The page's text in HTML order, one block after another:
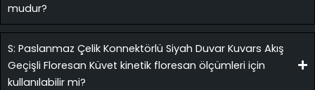
mudur?
S: Paslanmaz Çelik Konnektörlü Siyah Duvar Kuvars Akış
Geçişli Floresan Küvet kinetik floresan ölçümleri için
kullanılabilir mi?